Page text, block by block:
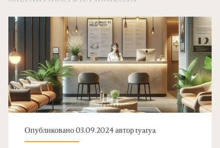
Опубликовано 03.09.2024 авторtyatya